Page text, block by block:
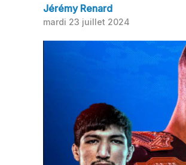
Jérémy Renard
mardi 23 juillet 2024